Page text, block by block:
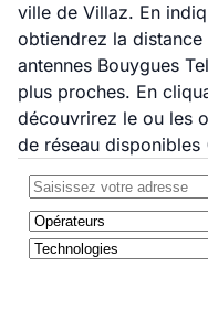
ville de Villaz. En
obtiendrez la
antennes Bouygues
plus proches. En
découvrirez le ou les
de réseau disponibles